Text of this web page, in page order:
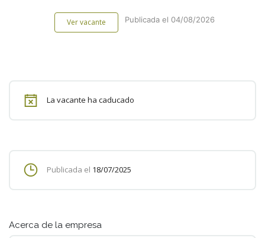
Ver vacante Publicada el 04/08/2026
La vacante ha caducado
Publicada el 18/07/2025
Acerca de la empresa